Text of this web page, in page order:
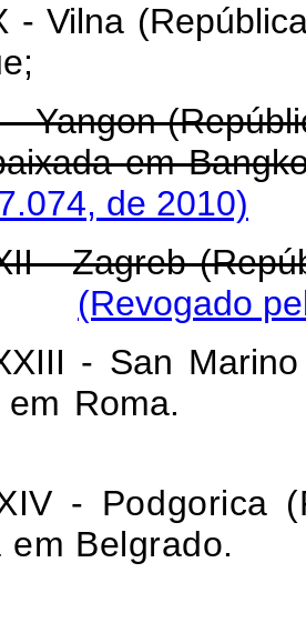
- Vilna
- Yangon
em
de 2010)
- Zagreb
(Revogado
- San
Roma.
- Podgorica
em Belgrado.